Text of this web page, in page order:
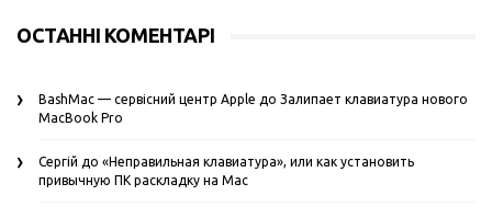
ОСТАННІ КОМЕНТАРІ
BashMac — сервісний центр Apple до Залипает клавиатура нового
MacBook Pro
Сергій до «Неправильная клавиатура», или как установить
привычную ПК раскладку на Mac